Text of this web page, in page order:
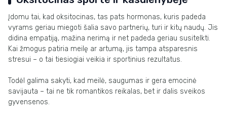
Įdomu tai, kad oksitocinas, tas pats hormonas, kuris padeda
vyrams geriau miegoti šalia savo partnerių, turi ir kitų naudų. Jis
didina empatiją, mažina nerimą ir net padeda geriau susitelkti.
Kai žmogus patiria meilę ar artumą, jis tampa atsparesnis
stresui – o tai tiesiogiai veikia ir sportinius rezultatus.
Todėl galima sakyti, kad meilė, saugumas ir gera emocinė
savijauta – tai ne tik romantikos reikalas, bet ir dalis sveikos
gyvensenos.